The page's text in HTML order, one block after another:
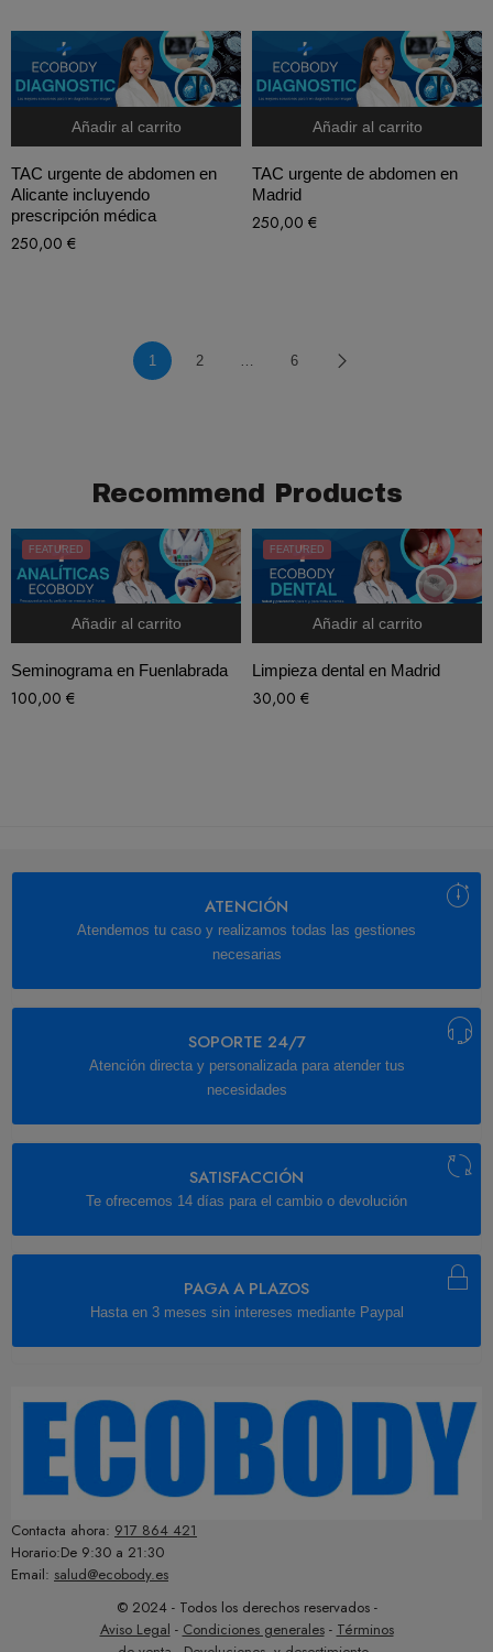
Añadir al carrito
TAC urgente de abdomen en
Alicante incluyendo
prescripción médica
250,00 €
Añadir al carrito
TAC urgente de abdomen en
Madrid
250,00 €
1 2 6
Recommend Products
FEATURED
Añadir al carrito
Seminograma en Fuenlabrada
100,00 €
FEATURED
Añadir al carrito
Limpieza dental en Madrid
30,00 €
ATENCIÓN
Atendemos tu caso y realizamos todas las gestiones
necesarias
SOPORTE 24/7
Atención directa y personalizada para atender tus
necesidades
SATISFACCIÓN
Te ofrecemos 14 días para el cambio o devolución
PAGA A PLAZOS
Hasta en 3 meses sin intereses mediante Paypal
Contacta ahora: 917 864 421
Horario:De 9:30 a 21:30
Email: salud@ecobody.es
© 2024 - Todos los derechos reservados -
Aviso Legal - Condiciones generales- Términos